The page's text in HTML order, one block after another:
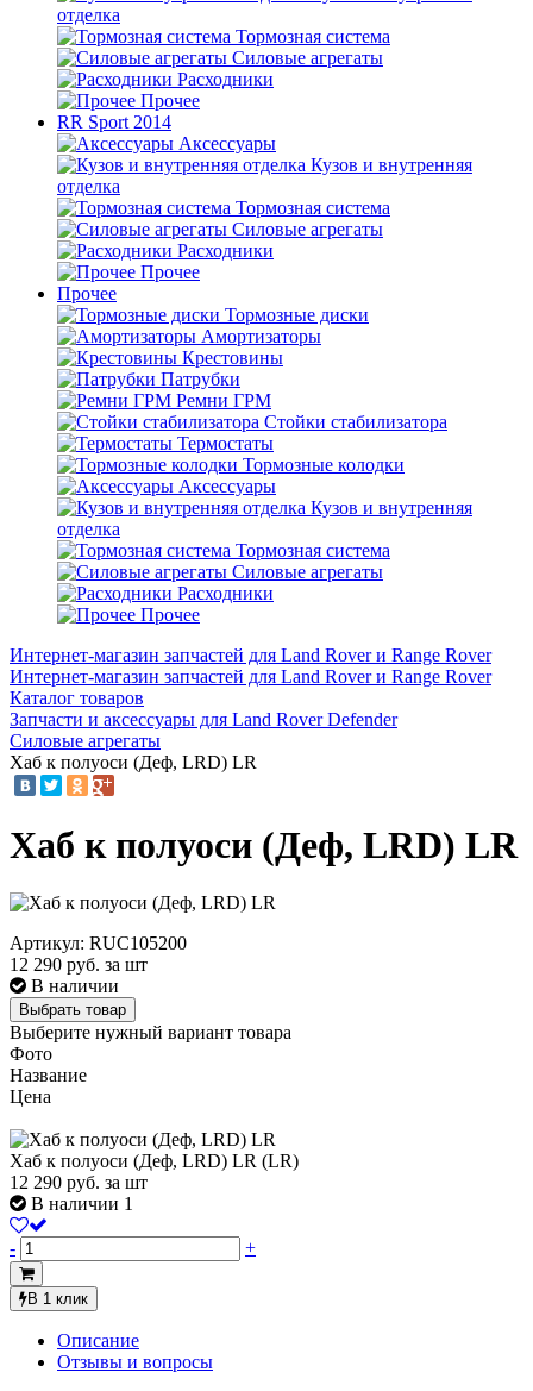
отделка
Тормозная система
Силовые агрегаты
Расходники
Прочее
RR Sport 2014
Аксессуары
Кузов и внутренняя
отделка
Тормозная система
Силовые агрегаты
Расходники
Прочее
Прочее
Тормозные диски
Амортизаторы
Крестовины
Патрубки
Ремни ГРМ
Стойки стабилизатора
Термостаты
Тормозные колодки
Аксессуары
Кузов и внутренняя
отделка
Тормозная система
Силовые агрегаты
Расходники
Прочее
Интернет-магазин запчастей для Land Rover и Range Rover
Интернет-магазин запчастей для Land Rover и Range Rover
Каталог товаров
Запчасти и аксессуары для Land Rover Defender
Силовые агрегаты
Хаб к полуоси (Деф, LRD) LR
Хаб к полуоси (Деф, LRD) LR
Артикул: RUC105200
12 290 руб. за шт
В наличии
Выбрать товар
Выберите нужный вариант товара
Фото
Название
Цена
Хаб к полуоси (Деф, LRD) LR (LR)
12 290 руб. за шт
В наличии 1
- +
В 1 клик
Описание
Отзывы и вопросы